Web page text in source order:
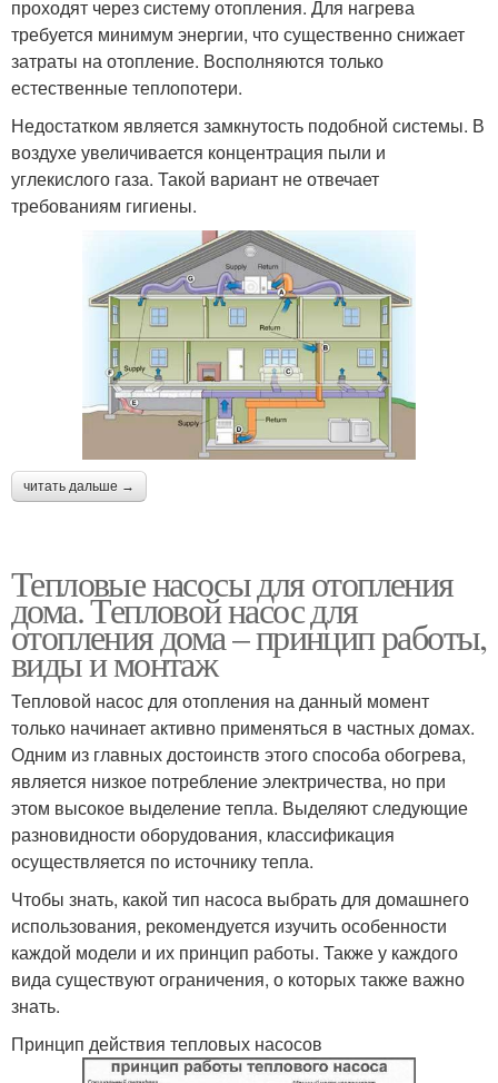
проходят через систему отопления. Для нагрева
требуется минимум энергии, что существенно снижает
затраты на отопление. Восполняются только
естественные теплопотери.
Недостатком является замкнутость подобной системы. В
воздухе увеличивается концентрация пыли и
углекислого газа. Такой вариант не отвечает
требованиям гигиены.
читать дальше →
Тепловые насосы для отопления
дома. Тепловой насос для
отопления дома – принцип работы,
виды и монтаж
Тепловой насос для отопления на данный момент
только начинает активно применяться в частных домах.
Одним из главных достоинств этого способа обогрева,
является низкое потребление электричества, но при
этом высокое выделение тепла. Выделяют следующие
разновидности оборудования, классификация
осуществляется по источнику тепла.
Чтобы знать, какой тип насоса выбрать для домашнего
использования, рекомендуется изучить особенности
каждой модели и их принцип работы. Также у каждого
вида существуют ограничения, о которых также важно
знать.
Принцип действия тепловых насосов